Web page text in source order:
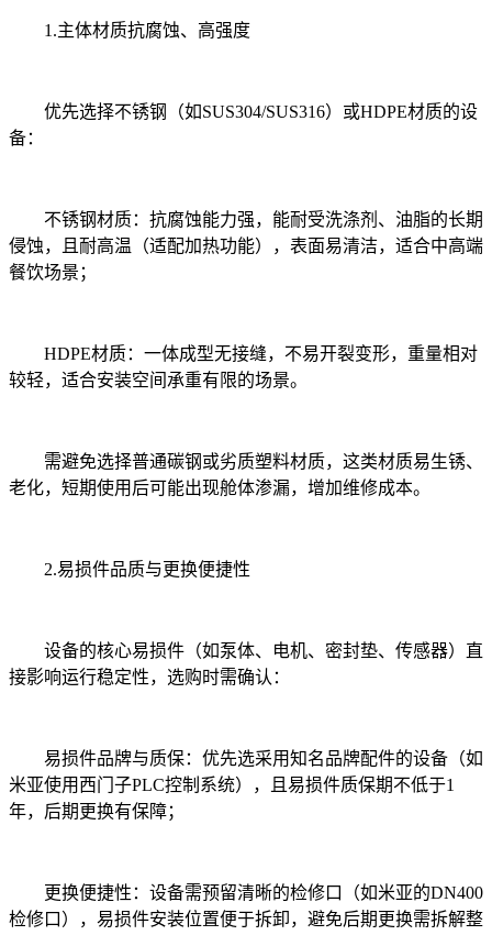
1.主体材质抗腐蚀、高强度
优先选择不锈钢（如SUS304/SUS316）或HDPE材质的设
备：
不锈钢材质：抗腐蚀能力强，能耐受洗涤剂、油脂的长期
侵蚀，且耐高温（适配加热功能），表面易清洁，适合中高端
餐饮场景；
HDPE材质：一体成型无接缝，不易开裂变形，重量相对
较轻，适合安装空间承重有限的场景。
需避免选择普通碳钢或劣质塑料材质，这类材质易生锈、
老化，短期使用后可能出现舱体渗漏，增加维修成本。
2.易损件品质与更换便捷性
设备的核心易损件（如泵体、电机、密封垫、传感器）直
接影响运行稳定性，选购时需确认：
易损件品牌与质保：优先选采用知名品牌配件的设备（如
米亚使用西门子PLC控制系统），且易损件质保期不低于1
年，后期更换有保障；
更换便捷性：设备需预留清晰的检修口（如米亚的DN400
检修口），易损件安装位置便于拆卸，避免后期更换需拆解整